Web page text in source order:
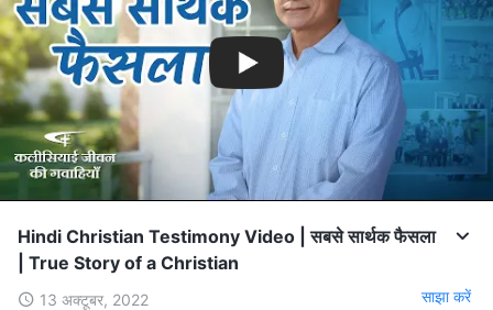
Hindi Christian Testimony Video | सबसे सार्थक फैसला
| True Story of a Christian
13 अक्टूबर, 2022 साझा करें